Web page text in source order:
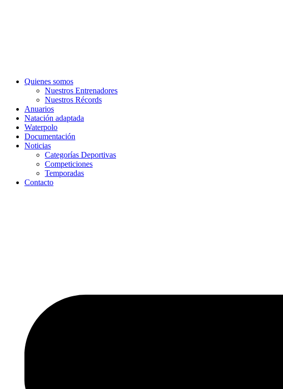
Quienes somos
Nuestros Entrenadores
Nuestros Récords
Anuarios
Natación adaptada
Waterpolo
Documentación
Noticias
Categorías Deportivas
Competiciones
Temporadas
Contacto